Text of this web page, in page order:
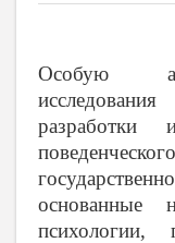
Особую
разработки
основанные
психологии,